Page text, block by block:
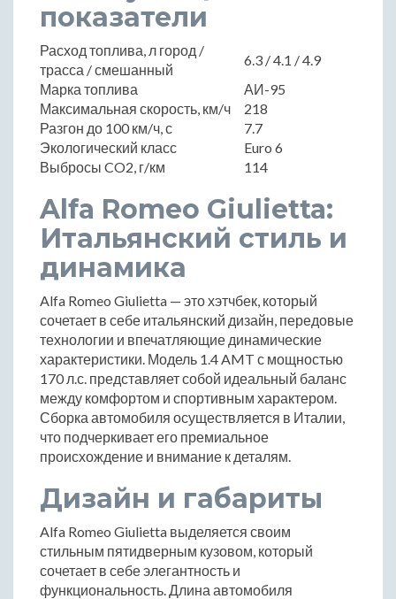
показатели
Расход топлива, л город /
трасса / смешанный
6.3 / 4.1 / 4.9
Марка топлива
АИ-95
Максимальная скорость, км/ч
218
Разгон до 100 км/ч, с
7.7
Экологический класс
Euro 6
Выбросы CO2, г/км
114
Alfa Romeo Giulietta:
Итальянский стиль и
динамика
Alfa Romeo Giulietta — это хэтчбек, который
сочетает в себе итальянский дизайн, передовые
технологии и впечатляющие динамические
характеристики. Модель 1.4 AMT с мощностью
170 л.с. представляет собой идеальный баланс
между комфортом и спортивным характером.
Сборка автомобиля осуществляется в Италии,
что подчеркивает его премиальное
происхождение и внимание к деталям.
Дизайн и габариты
Alfa Romeo Giulietta выделяется своим
стильным пятидверным кузовом, который
сочетает в себе элегантность и
функциональность. Длина автомобиля